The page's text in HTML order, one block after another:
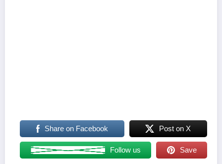
Share on Facebook Post on X
Follow us Save